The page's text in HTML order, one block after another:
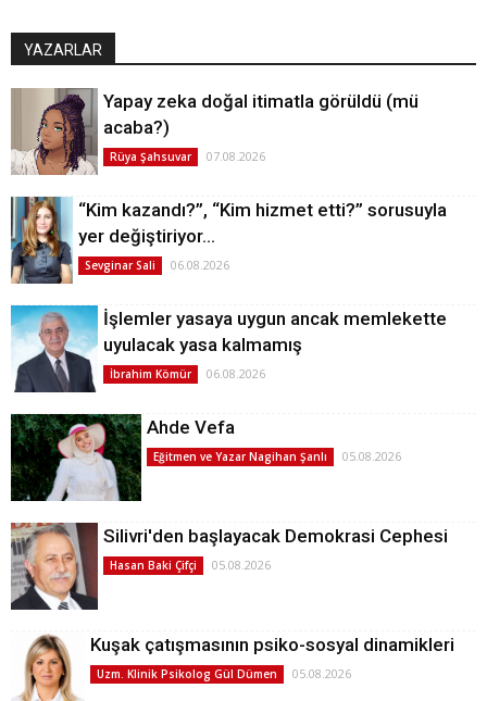
YAZARLAR
Yapay zeka doğal itimatla görüldü (mü
acaba?)
Rüya Şahsuvar 07.08.2026
“Kim kazandı?”, “Kim hizmet etti?” sorusuyla
yer değiştiriyor…
Sevginar Sali 06.08.2026
İşlemler yasaya uygun ancak memlekette
uyulacak yasa kalmamış
İbrahim Kömür 06.08.2026
Ahde Vefa
Eğitmen ve Yazar Nagihan Şanlı 05.08.2026
Silivri'den başlayacak Demokrasi Cephesi
Hasan Baki Çifçi 05.08.2026
Kuşak çatışmasının psiko-sosyal dinamikleri
Uzm. Klinik Psikolog Gül Dümen 05.08.2026